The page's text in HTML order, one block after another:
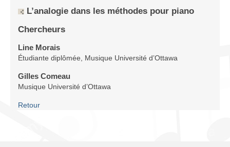
Recherche
Équipe
Infrastructure
Publications
Ressources
L’analogie dans les méthodes pour piano
Chercheurs
Line Morais
Étudiante diplômée, Musique Université d’Ottawa
Gilles Comeau
Musique Université d’Ottawa
Retour